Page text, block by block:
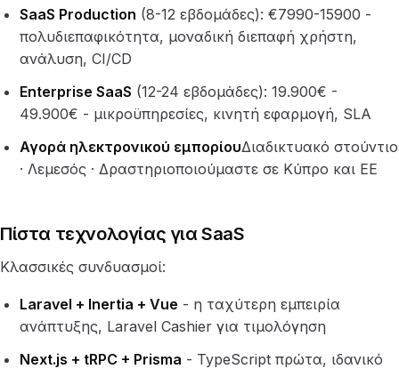
SaaS Production (8-12 εβδομάδες): €7990-15900 -
πολυδιεπαφικότητα, μοναδική διεπαφή χρήστη,
ανάλυση, CI/CD
Enterprise SaaS (12-24 εβδομάδες): 19.900€ -
49.900€ - μικροϋπηρεσίες, κινητή εφαρμογή, SLA
Αγορά ηλεκτρονικού εμπορίουΔιαδικτυακό στούντιο
· Λεμεσός · Δραστηριοποιούμαστε σε Κύπρο και ΕΕ
Πίστα τεχνολογίας για SaaS
Κλασσικές συνδυασμοί:
Laravel + Inertia + Vue - η ταχύτερη εμπειρία
ανάπτυξης, Laravel Cashier για τιμολόγηση
Next.js + tRPC + Prisma - TypeScript πρώτα, ιδανικό